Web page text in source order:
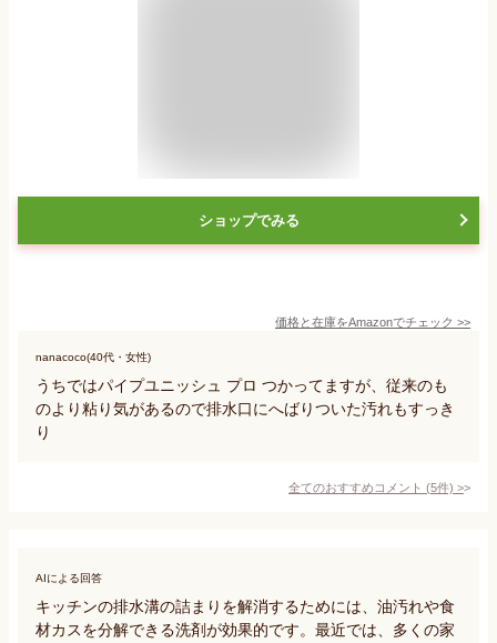
ショップでみる
価格と在庫をAmazonでチェック >>
nanacoco(40代・女性)
うちではパイプユニッシュ プロ つかってますが、従来のも
のより粘り気があるので排水口にへばりついた汚れもすっき
り
全てのおすすめコメント (5件) >
AIによる回答
キッチンの排水溝の詰まりを解消するためには、油汚れや食
材カスを分解できる洗剤が効果的です。最近では、多くの家